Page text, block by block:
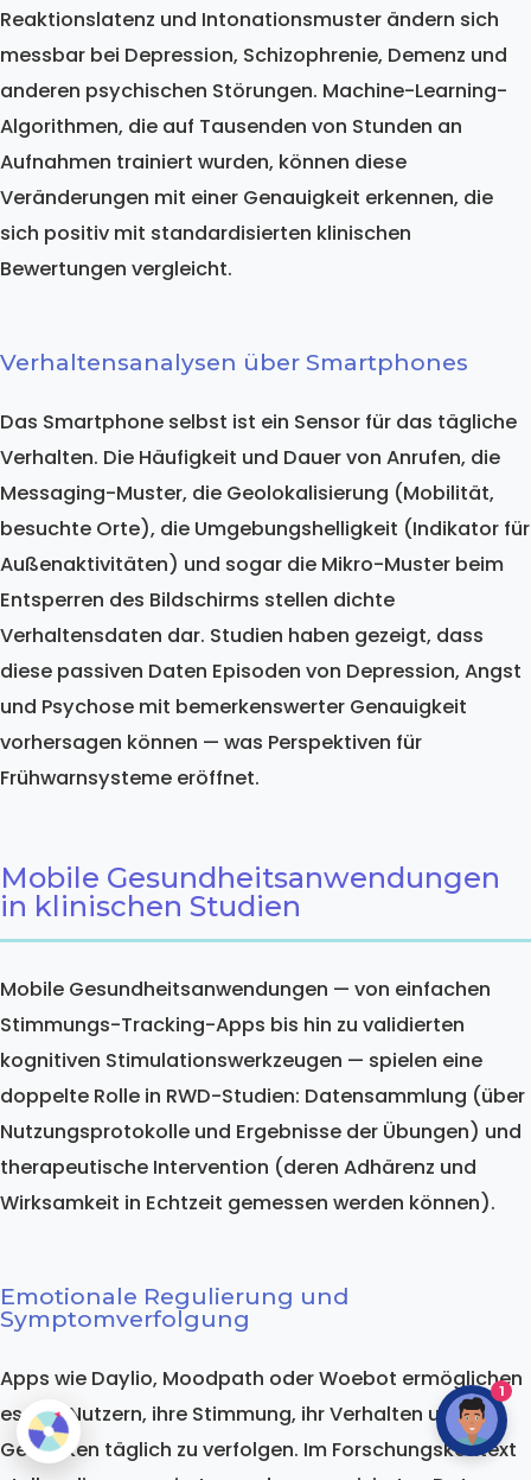
Reaktionslatenz und Intonationsmuster ändern sich
messbar bei Depression, Schizophrenie, Demenz und
anderen psychischen Störungen. Machine-Learning-
Algorithmen, die auf Tausenden von Stunden an
Aufnahmen trainiert wurden, können diese
Veränderungen mit einer Genauigkeit erkennen, die
sich positiv mit standardisierten klinischen
Bewertungen vergleicht.
Verhaltensanalysen über Smartphones
Das Smartphone selbst ist ein Sensor für das tägliche
Verhalten. Die Häufigkeit und Dauer von Anrufen, die
Messaging-Muster, die Geolokalisierung (Mobilität,
besuchte Orte), die Umgebungshelligkeit (Indikator für
Außenaktivitäten) und sogar die Mikro-Muster beim
Entsperren des Bildschirms stellen dichte
Verhaltensdaten dar. Studien haben gezeigt, dass
diese passiven Daten Episoden von Depression, Angst
und Psychose mit bemerkenswerter Genauigkeit
vorhersagen können — was Perspektiven für
Frühwarnsysteme eröffnet.
Mobile Gesundheitsanwendungen
in klinischen Studien
Mobile Gesundheitsanwendungen — von einfachen
Stimmungs-Tracking-Apps bis hin zu validierten
kognitiven Stimulationswerkzeugen — spielen eine
doppelte Rolle in RWD-Studien: Datensammlung (über
Nutzungsprotokolle und Ergebnisse der Übungen) und
therapeutische Intervention (deren Adhärenz und
Wirksamkeit in Echtzeit gemessen werden können).
Emotionale Regulierung und
Symptomverfolgung
Apps wie Daylio, Moodpath oder Woebot ermöglichen
es den Nutzern, ihre Stimmung, ihr Verhalten und ihre
Gedanken täglich zu verfolgen. Im Forschungskontext
1